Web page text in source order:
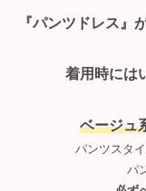
『パンツドレス』
着用時には
ベージュ
パンツスタ
パ